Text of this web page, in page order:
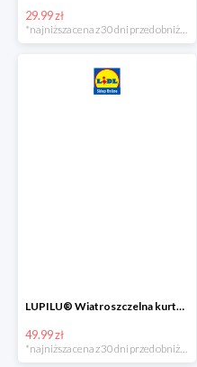
29.99 zł
LUPILU® Wiatroszczelna kurtka dziecięca softshell, 1 sztuka
49.99 zł